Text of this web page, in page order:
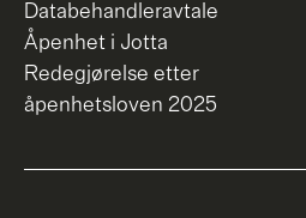
Databehandleravtale
Åpenhet i Jotta
Redegjørelse etter
åpenhetsloven 2025